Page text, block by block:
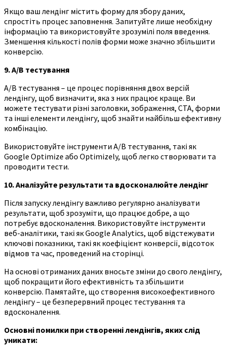
Якщо ваш лендінг містить форму для збору даних,
спростіть процес заповнення. Запитуйте лише необхідну
інформацію та використовуйте зрозумілі поля введення.
Зменшення кількості полів форми може значно збільшити
конверсію.
9. A/B тестування
A/B тестування – це процес порівняння двох версій
лендінгу, щоб визначити, яка з них працює краще. Ви
можете тестувати різні заголовки, зображення, CTA, форми
та інші елементи лендінгу, щоб знайти найбільш ефективну
комбінацію.
Використовуйте інструменти A/B тестування, такі як
Google Optimize або Optimizely, щоб легко створювати та
проводити тести.
10. Аналізуйте результати та вдосконалюйте лендінг
Після запуску лендінгу важливо регулярно аналізувати
результати, щоб зрозуміти, що працює добре, а що
потребує вдосконалення. Використовуйте інструменти
веб-аналітики, такі як Google Analytics, щоб відстежувати
ключові показники, такі як коефіцієнт конверсії, відсоток
відмов та час, проведений на сторінці.
На основі отриманих даних вносьте зміни до свого лендінгу,
щоб покращити його ефективність та збільшити
конверсію. Памятайте, що створення високоефективного
лендінгу – це безперервний процес тестування та
вдосконалення.
Основні помилки при створенні лендінгів, яких слід
уникати: